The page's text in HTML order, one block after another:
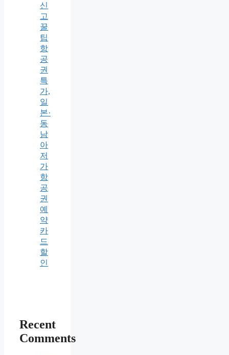
신
고
꿀
팁
항
공
권
특
가,
일
본·
동
남
아
저
가
항
공
권
예
약
카
드
할
인
Recent
Comments